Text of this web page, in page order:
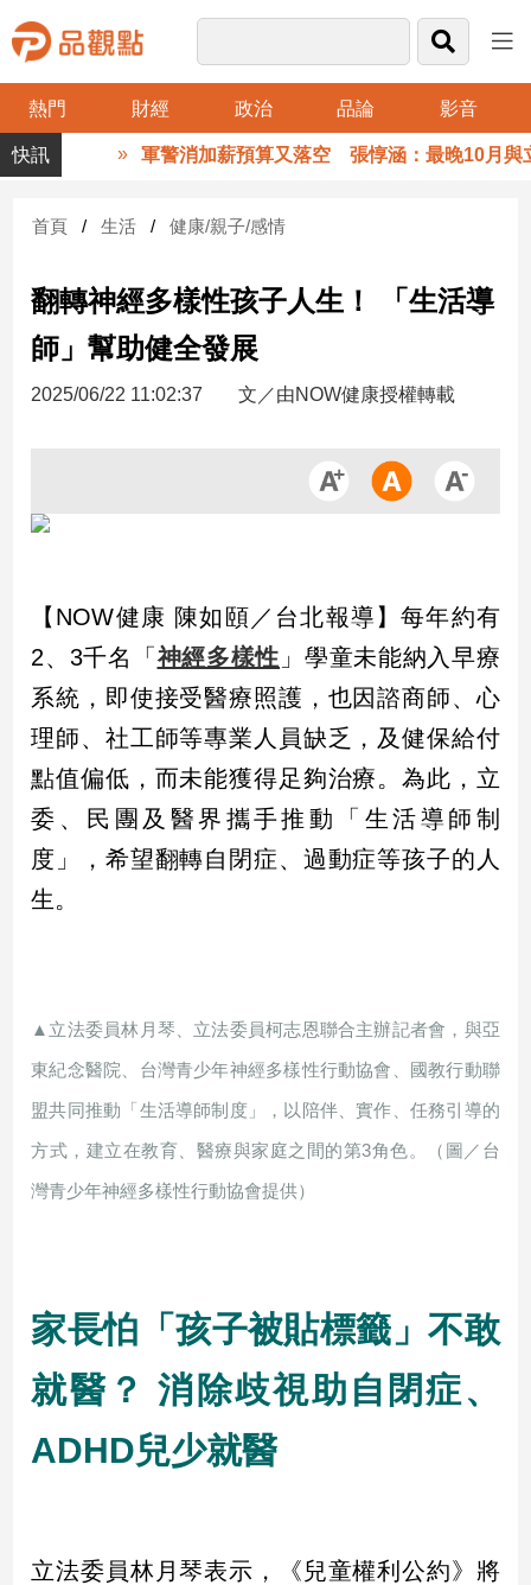
熱門 財經 政治 品論 影音
品
觀
財
台
財
新
股
市
地
產
品
觀
點
政
政
治
觀
民
調
國
會
焦
點
兩
岸/
國
際
方
軍警消加薪預算又落空 張惇涵：最晚10月與立法
首頁 生活 健康/親子/感情
翻轉神經多樣性孩子人生！ 「生活導
師」幫助健全發展
2025/06/22 11:02:37 文／由NOW健康授權轉載
【NOW健康 陳如頤／台北報導】每年約有
2、3千名「神經多樣性 」學童未能納入早療
系統，即使接受醫療照護，也因諮商師、心
理師、社工師等專業人員缺乏，及健保給付
點值偏低，而未能獲得足夠治療。為此，立
委、民團及醫界攜手推動「生活導師制
度」，希望翻轉自閉症、過動症等孩子的人
生。
▲立法委員林月琴、立法委員柯志恩聯合主辦記者會，與亞
東紀念醫院、台灣青少年神經多樣性行動協會、國教行動聯
盟共同推動「生活導師制度」，以陪伴、實作、任務引導的
方式，建立在教育、醫療與家庭之間的第3角色。（圖／台
灣青少年神經多樣性行動協會提供）
家長怕「孩子被貼標籤」不敢
就醫？ 消除歧視助自閉症、
ADHD兒少就醫
立法委員林月琴表示，《兒童權利公約》將